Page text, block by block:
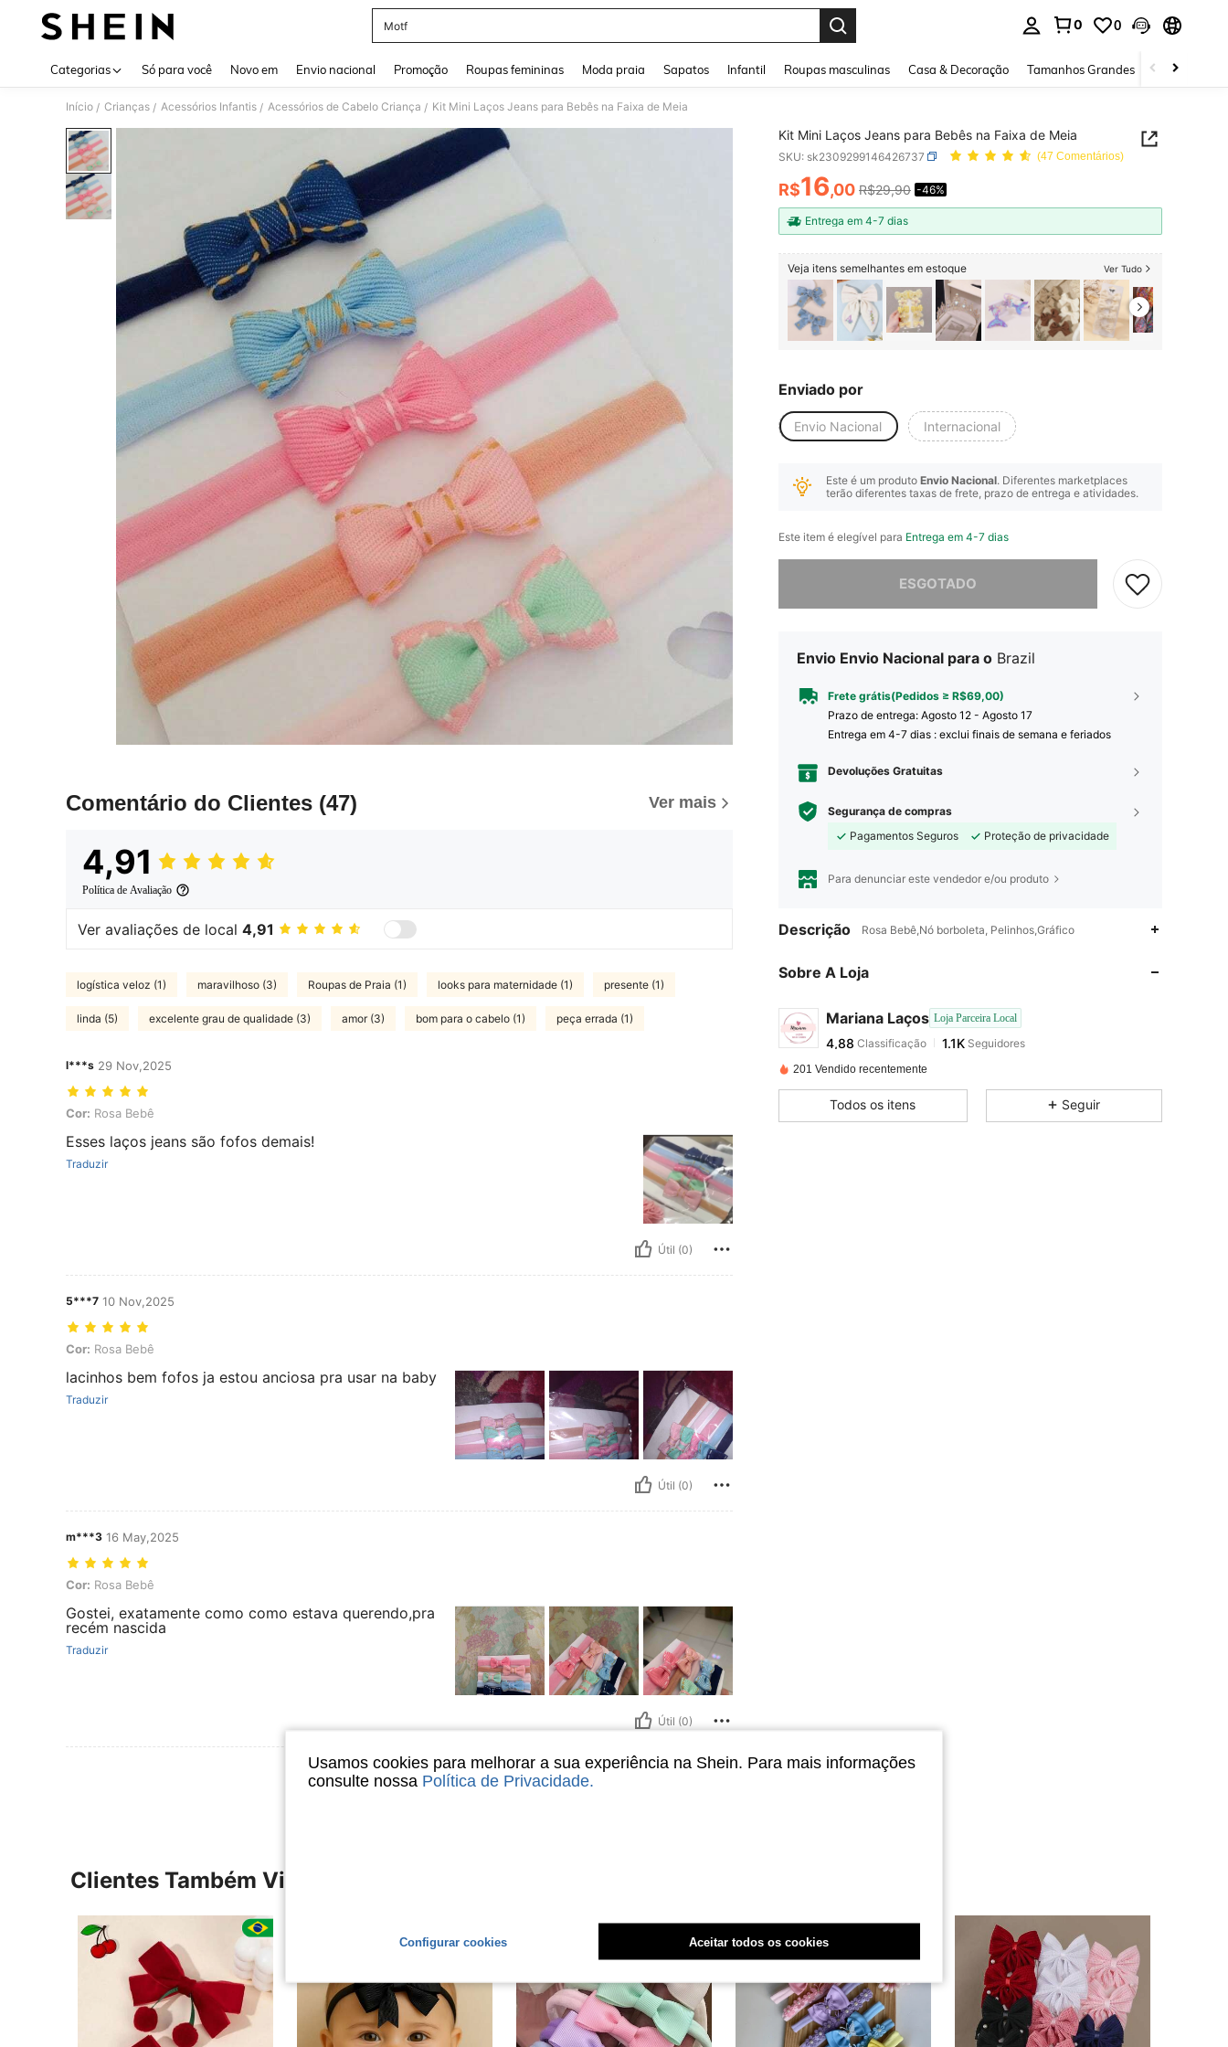
Motf
0 0
Categorias Só para você Novo em Envio nacional Promoção Roupas femininas Moda praia Sapatos Infantil Roupas masculinas Casa & Decoração Tamanhos Grandes Joias e
Início / Crianças / Acessórios Infantis / Acessórios de Cabelo Criança / Kit Mini Laços Jeans para Bebês na Faixa de Meia
Comentário do Clientes (47) Ver mais
4,91
Política de Avaliação
Ver avaliações de local 4,91
logística veloz (1) maravilhoso (3) Roupas de Praia (1) looks para maternidade (1) presente (1)
linda (5) excelente grau de qualidade (3) amor (3) bom para o cabelo (1) peça errada (1)
l***s 29 Nov,2025
Cor: Rosa Bebê
Cor: Rosa Bebê
Esses laços jeans são fofos demais!
Traduzir
Útil (0)
5***7 10 Nov,2025
Cor: Rosa Bebê
Cor: Rosa Bebê
lacinhos bem fofos ja estou anciosa pra usar na baby
Traduzir
Útil (0)
m***3 16 May,2025
Cor: Rosa Bebê
Cor: Rosa Bebê
Gostei, exatamente como como estava querendo,pra
recém nascida
Traduzir
Útil (0)
Ver Mais Avaliações
Kit Mini Laços Jeans para Bebês na Faixa de Meia
SKU: sk2309299146426737 (47 Comentários)
PRICE AND AVAILABILITY
R$16,00 R$29,90 -46%
Entrega em 4-7 dias
Veja itens semelhantes em estoque Ver Tudo
Enviado por
Envio Nacional Internacional
Este é um produto Envio Nacional. Diferentes marketplaces
terão diferentes taxas de frete, prazo de entrega e atividades.
Este item é elegível para Entrega em 4-7 dias
ESGOTADO
Desculpe, este produto está esgotado.
Envio Envio Nacional para o Brazil
Frete grátis(Pedidos ≥ R$69,00)
Prazo de entrega: Agosto 12 - Agosto 17
Entrega em 4-7 dias : exclui finais de semana e feriados
Devoluções Gratuitas
Segurança de compras
Pagamentos Seguros
Proteção de privacidade
Para denunciar este vendedor e/ou produto
Descrição Rosa Bebê,Nó borboleta, Pelinhos,Gráfico
Sobre A Loja
Mariana Laços Loja Parceira Local
4,88
4,88
Classificação 1.1KSeguidores
a***aseguido1 dia atrás
4,88
201 Vendido recentemente
Todos os itens Seguir
Clientes Também Visitaram
Usamos cookies para melhorar a sua experiência na Shein. Para mais informações
consulte nossa Política de Privacidade.
Configurar cookies Aceitar todos os cookies